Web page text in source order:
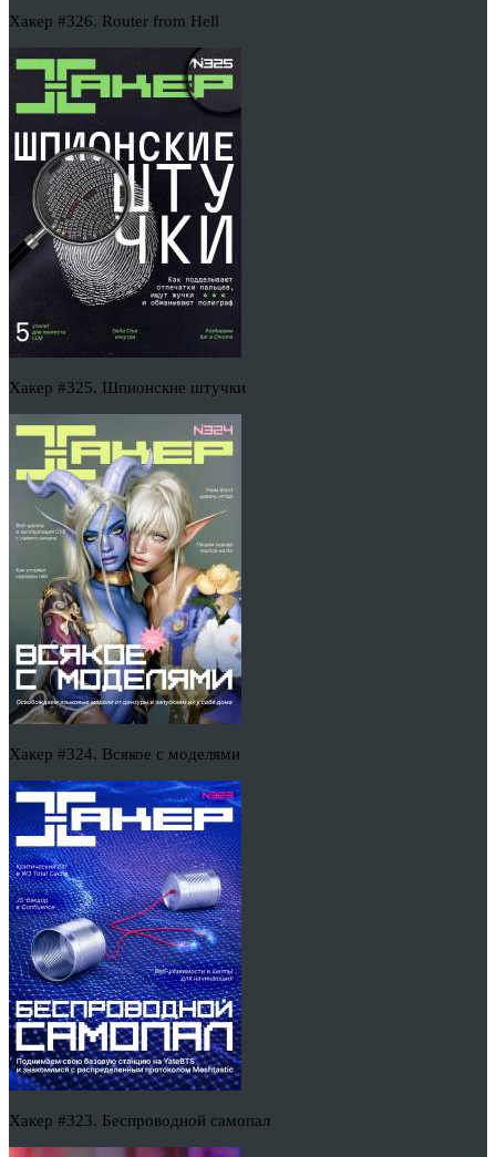
Хакер #326. Router from Hell
Хакер #325. Шпионские штучки
Хакер #324. Всякое с моделями
Хакер #323. Беспроводной самопал